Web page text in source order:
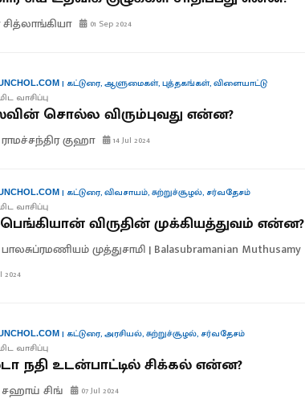
சித்லாங்கியா 01 Sep 2024
| கட்டுரை,ஆளுமைகள்,புத்தகங்கள்,விளையாட்டு
வாசிப்பு
சொல்ல விரும்புவது என்ன?
ராமச்சந்திர குஹா 14 Jul 2024
| கட்டுரை,விவசாயம்,சுற்றுச்சூழல், சர்வதேசம்
வாசிப்பு
விருதின் முக்கியத்துவம் என்ன?
பாலசுப்ரமணியம் முத்துசாமி | Balasubramanian Muthusamy
2024
| கட்டுரை,அரசியல்,சுற்றுச்சூழல், சர்வதேசம்
வாசிப்பு
நதி உடன்பாட்டில் சிக்கல் என்ன?
சிங் 07 Jul 2024